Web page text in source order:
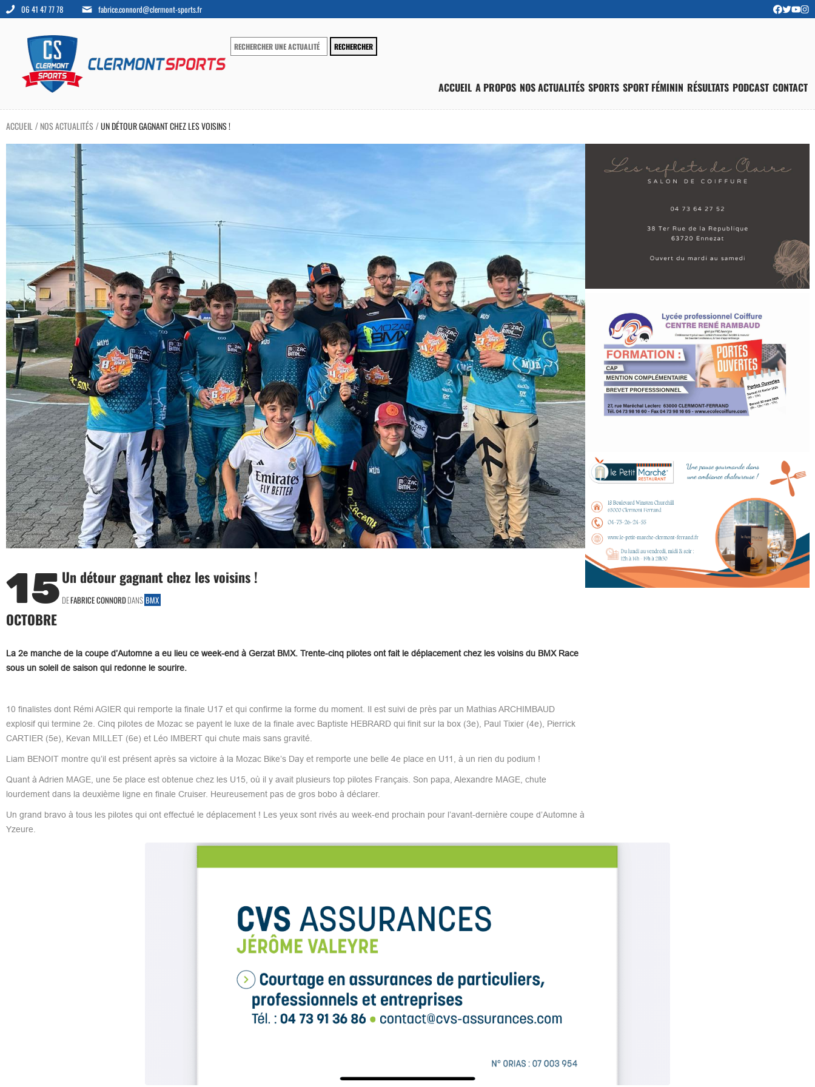
06 41 47 77 78 fabrice.connord@clermont-sports.fr
ACCUEIL A PROPOS NOS ACTUALITÉS SPORTS SPORT FÉMININ RÉSULTATS PODCAST CONTACT
ACCUEIL / NOS ACTUALITÉS/UN DÉTOUR GAGNANT CHEZ LES VOISINS !
15
OCTOBRE
Un détour gagnant chez les voisins !
DEFABRICE CONNORDDANS BMX
La 2e manche de la coupe d’Automne a eu lieu ce week-end à Gerzat BMX. Trente-cinq pilotes ont fait le déplacement chez les voisins du BMX Race
sous un soleil de saison qui redonne le sourire.
10 finalistes dont Rémi AGIER qui remporte la finale U17 et qui confirme la forme du moment. Il est suivi de près par un Mathias ARCHIMBAUD
explosif qui termine 2e. Cinq pilotes de Mozac se payent le luxe de la finale avec Baptiste HEBRARD qui finit sur la box (3e), Paul Tixier (4e), Pierrick
CARTIER (5e), Kevan MILLET (6e) et Léo IMBERT qui chute mais sans gravité.
Liam BENOIT montre qu’il est présent après sa victoire à la Mozac Bike’s Day et remporte une belle 4e place en U11, à un rien du podium !
Quant à Adrien MAGE, une 5e place est obtenue chez les U15, où il y avait plusieurs top pilotes Français. Son papa, Alexandre MAGE, chute
lourdement dans la deuxième ligne en finale Cruiser. Heureusement pas de gros bobo à déclarer.
Un grand bravo à tous les pilotes qui ont effectué le déplacement ! Les yeux sont rivés au week-end prochain pour l’avant-dernière coupe d’Automne à
Yzeure.